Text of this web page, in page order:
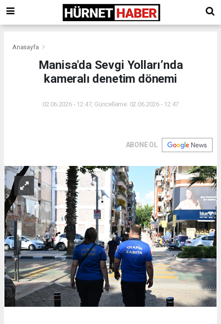
Anasayfa
Manisa'da Sevgi Yolları’nda
kameralı denetim dönemi
02.06.2026 - 12:47, Güncelleme: 02.06.2026 - 12:47
ABONE OL